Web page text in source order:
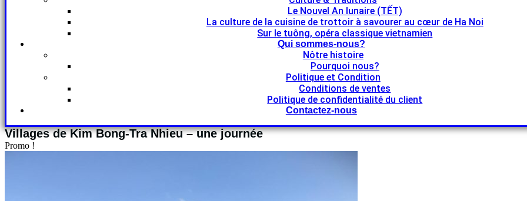
Le Nouvel An lunaire (TẾT)
La culture de la cuisine de trottoir à savourer au cœur de Ha Noi
Sur le tuông, opéra classique vietnamien
Qui sommes-nous?
Nôtre histoire
Pourquoi nous?
Politique et Condition
Conditions de ventes
Politique de confidentialité du client
Contactez-nous
Villages de Kim Bong-Tra Nhieu – une journée
Promo !